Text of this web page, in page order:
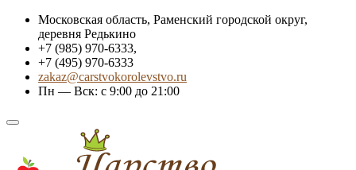
Skip
content
Московская область, Раменский городской округ,
деревня Редькино
+7 (985) 970-6333,
+7 (495) 970-6333
zakaz@carstvokorolevstvo.ru
Пн — Вск: с 9:00 до 21:00
Topbar